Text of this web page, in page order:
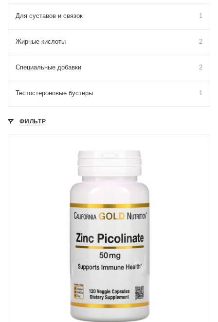
Для cуставов и связок 1
Жирные кислоты 2
Специальные добавки 2
Тестостероновые бустеры 1
ФИЛЬТР